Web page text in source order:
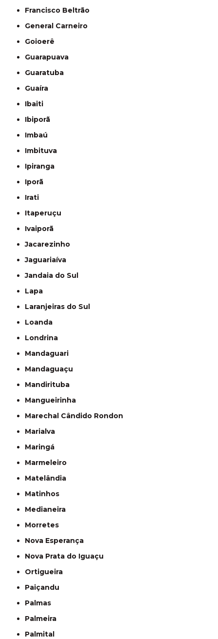
Francisco Beltrão
General Carneiro
Goioerê
Guarapuava
Guaratuba
Guaíra
Ibaiti
Ibiporã
Imbaú
Imbituva
Ipiranga
Iporã
Irati
Itaperuçu
Ivaiporã
Jacarezinho
Jaguariaíva
Jandaia do Sul
Lapa
Laranjeiras do Sul
Loanda
Londrina
Mandaguari
Mandaguaçu
Mandirituba
Mangueirinha
Marechal Cândido Rondon
Marialva
Maringá
Marmeleiro
Matelândia
Matinhos
Medianeira
Morretes
Nova Esperança
Nova Prata do Iguaçu
Ortigueira
Paiçandu
Palmas
Palmeira
Palmital